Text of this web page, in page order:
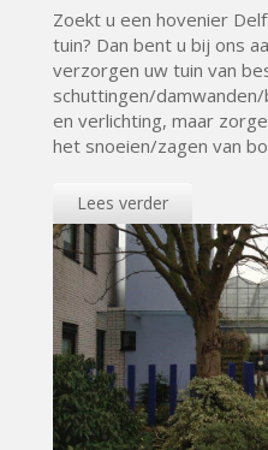
Zoekt u een hovenier
tuin? Dan bent u bij ons
verzorgen uw tuin van
schuttingen/
en verlichting, maar
het snoeien/zagen van
Lees verder